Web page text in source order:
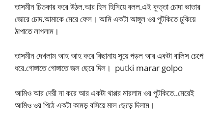
তাসমীন চিতকার করে উঠল.আর হিস হিসিয়ে বলল.এই কুত্তা চোদা ভাতার
জোরে চোদ.আমাকে মেরে ফেল। আমি একটা আঙ্গুল ওর পুটকিতে ঢুকিয়ে
ঠাপাতে লাগলাম।
তাসমীন দেখলাম আহ আহ করে বিছানায় সুয়ে পড়ল আর একটা বালিস চেপে
ধরে.গোঙ্গাতে গোঙ্গাতে জল ছেরে দিল। putki marar golpo
আমিও আর দেরী না করে আর একটা থাপ্পর মারলাম ওর পুটকিতে..মেরেই
আমিও ওর পিঠে একটা কামড় বসিয়ে মাল ছেড়ে দিলাম।